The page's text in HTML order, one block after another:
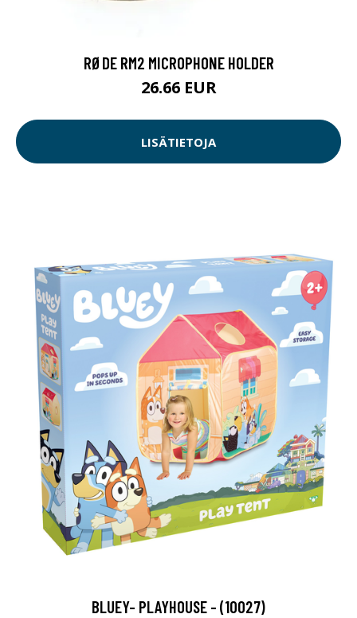
RØDE RM2 MICROPHONE HOLDER
26.66 EUR
LISÄTIETOJA
BLUEY- PLAYHOUSE - (10027)